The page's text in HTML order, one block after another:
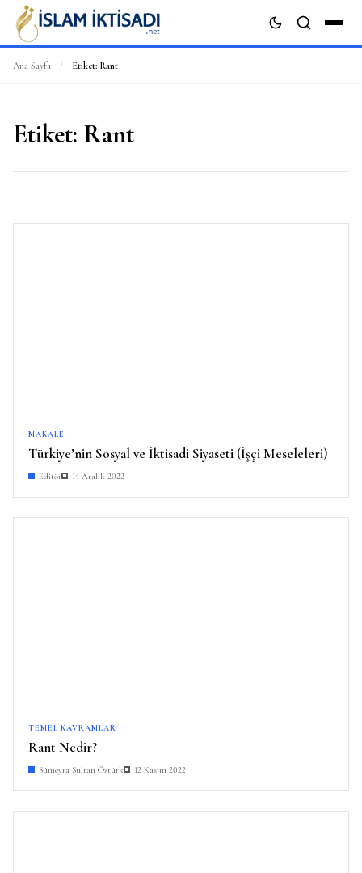
Ana Sayfa / Etiket: Rant
Etiket: Rant
MAKALE
Türkiye’nin Sosyal ve İktisadi Siyaseti (İşçi Meseleleri)
Editör 14 Aralık 2022
TEMEL KAVRAMLAR
Rant Nedir?
Sümeyra Sultan Öztürk 12 Kasım 2022